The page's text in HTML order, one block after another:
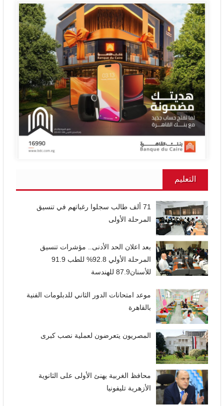
التعليم
71 ألف طالب سجلوا رغباتهم في تنسيق
المرحلة الأولى
بعد اعلان الحد الأدنى.. مؤشرات تنسيق
المرحلة الأولي 92.8% للطب 91.9
للأسنان87.9 للهندسة
موعد امتحانات الدور الثاني للدبلومات الفنية
بالقاهرة
المصريون يتعرضون لعملية نصب كبرى
محافظ الغربية يهنئ الأولى على الثانوية
الأزهرية تليفونيا